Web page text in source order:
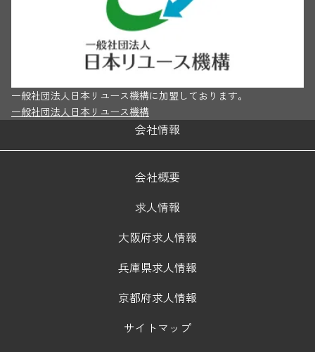
一般社団法人日本リユース機構に加盟しております。
一般社団法人日本リユース機構
会社情報
会社概要
求人情報
大阪府求人情報
兵庫県求人情報
京都府求人情報
サイトマップ